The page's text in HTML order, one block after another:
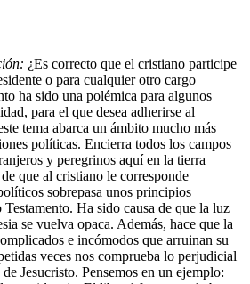
¿Es correcto que el cristiano participe
o para cualquier otro cargo
ha sido una polémica para algunos
para el que desea adherirse al
tema abarca un ámbito mucho más
políticas. Encierra todos los campos
y peregrinos aquí en la tierra
que al cristiano le corresponde
sobrepasa unos principios
Ha sido causa de que la luz
se vuelva opaca. Además, hace que la
e incómodos que arruinan su
veces nos comprueba lo perjudicial
Jesucristo. Pensemos en un ejemplo: